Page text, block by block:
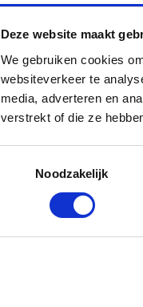
Deze website maakt
We gebruiken cookies
websiteverkeer te
media, adverteren en
verstrekt of die ze
Noodzakelijk